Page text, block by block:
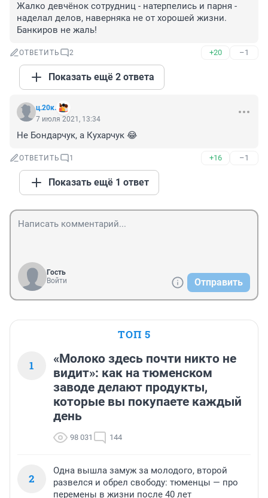
Жалко девчёнок сотрудниц - натерпелись и парня -
наделал делов, наверняка не от хорошей жизни.
Банкиров не жаль!
ОТВЕТИТЬ 2 +20 –1
Показать ещё 2 ответа
ц.20к.
7 июля 2021, 13:34
Не Бондарчук, а Кухарчук 😂
ОТВЕТИТЬ 1 +16 –1
Показать ещё 1 ответ
Гость
Войти
Отправить
ТОП 5
1
«Молоко здесь почти никто не
видит»: как на тюменском
заводе делают продукты,
которые вы покупаете каждый
день
98 031 144
2
Одна вышла замуж за молодого, второй
развелся и обрел свободу: тюменцы — про
перемены в жизни после 40 лет